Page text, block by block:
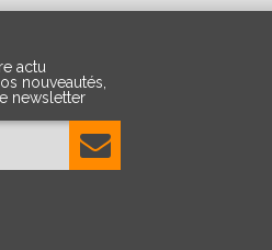
actu
nouveautés,
newsletter